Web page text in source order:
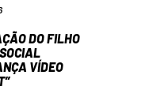
DO FILHO
VÍDEO